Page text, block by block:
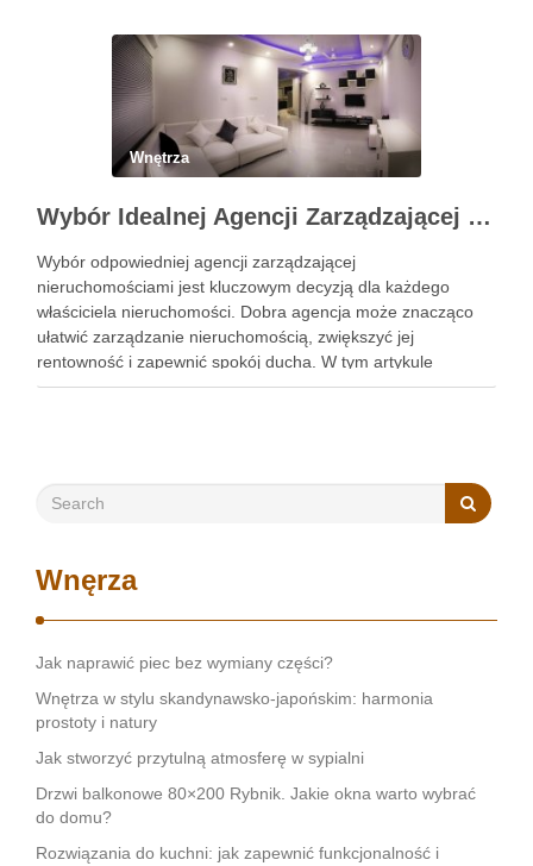
Wnętrza
Wybór Idealnej Agencji Zarządzającej Nieruchomościami: Kompleksowy Przewodnik
Wybór odpowiedniej agencji zarządzającej
nieruchomościami jest kluczowym decyzją dla każdego
właściciela nieruchomości. Dobra agencja może znacząco
ułatwić zarządzanie nieruchomością, zwiększyć jej
rentowność i zapewnić spokój ducha. W tym artykule
przedstawimy, jak wybrać najlepszą agencję, szczególnie w
Wnęrza
Jak naprawić piec bez wymiany części?
Wnętrza w stylu skandynawsko-japońskim: harmonia
prostoty i natury
Jak stworzyć przytulną atmosferę w sypialni
Drzwi balkonowe 80×200 Rybnik. Jakie okna warto wybrać
do domu?
Rozwiązania do kuchni: jak zapewnić funkcjonalność i